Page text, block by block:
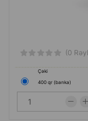
(0
Çəki
400 qr (banka)